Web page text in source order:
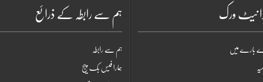
ہم سے رابطہ کے ذرائع
ہم سے رابطہ
ہمارا فیس بک پیج
نیٹ ورک
بارے میں